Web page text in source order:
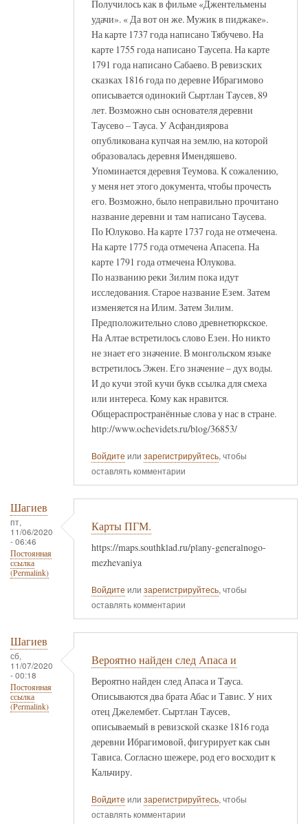
Получилось как в фильме «Джентельмены
удачи». « Да вот он же. Мужик в пиджаке».
На карте 1737 года написано Тябучево. На
карте 1755 года написано Таусепа. На карте
1791 года написано Сабаево. В ревизских
сказках 1816 года по деревне Ибрагимово
описывается одинокий Сыртлан Таусев, 89
лет. Возможно сын основателя деревни
Таусево – Тауса. У Асфандиярова
опубликована купчая на землю, на которой
образовалась деревня Имендяшево.
Упоминается деревня Теумова. К сожалению,
у меня нет этого документа, чтобы прочесть
его. Возможно, было неправильно прочитано
название деревни и там написано Таусева.
По Юлуково. На карте 1737 года не отмечена.
На карте 1775 года отмечена Апасепа. На
карте 1791 года отмечена Юлукова.
По названию реки Зилим пока идут
исследования. Старое название Езем. Затем
изменяется на Илим. Затем Зилим.
Предположительно слово древнетюркское.
На Алтае встретилось слово Езен. Но никто
не знает его значение. В монгольском языке
встретилось Эжен. Его значение – дух воды.
И до кучи этой кучи букв ссылка для смеха
или интереса. Кому как нравится.
Общераспространённые слова у нас в стране.
http://www.ochevidets.ru/blog/36853/
Войдите или зарегистрируйтесь, чтобы
оставлять комментарии
Шагиев
пт,
11/06/2020
- 06:46
Постоянная
ссылка
(Permalink)
Карты ПГМ.
https://maps.southklad.ru/plany-generalnogo-
mezhevaniya
Войдите или зарегистрируйтесь, чтобы
оставлять комментарии
Шагиев
сб,
11/07/2020
- 00:18
Постоянная
ссылка
(Permalink)
Вероятно найден след Апаса и
Вероятно найден след Апаса и Тауса.
Описываются два брата Абас и Тавис. У них
отец Джелембет. Сыртлан Таусев,
описываемый в ревизской сказке 1816 года
деревни Ибрагимовой, фигурирует как сын
Тависа. Согласно шежере, род его восходит к
Кальчиру.
Войдите или зарегистрируйтесь, чтобы
оставлять комментарии